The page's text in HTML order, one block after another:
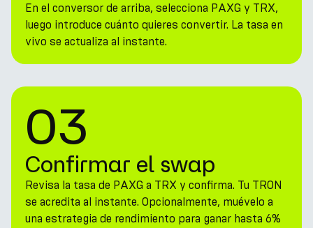
En el conversor de arriba, selecciona PAXG y TRX,
luego introduce cuánto quieres convertir. La tasa en
vivo se actualiza al instante.
03
Confirmar el swap
Revisa la tasa de PAXG a TRX y confirma. Tu TRON
se acredita al instante. Opcionalmente, muévelo a
una estrategia de rendimiento para ganar hasta 6%